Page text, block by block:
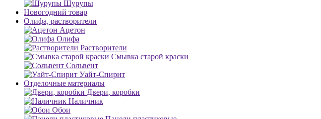
Шурупы
Новогодний товар
Олифа, растворители
Ацетон
Олифа
Растворители
Смывка старой краски
Сольвент
Уайт-Спирит
Отделочные материалы
Двери, коробки
Наличник
Обои